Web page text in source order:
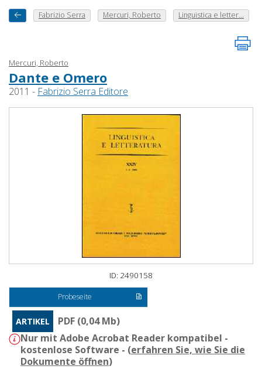
Fabrizio Serra Mercuri, Roberto Linguistica e letter...
Mercuri, Roberto
Dante e Omero
2011 - Fabrizio Serra Editore
ID: 2490158
Probeseite
ARTIKEL
PDF (0,04 Mb)
Nur mit Adobe Acrobat Reader kompatibel -
kostenlose Software - (erfahren Sie, wie Sie die
Dokumente öffnen)